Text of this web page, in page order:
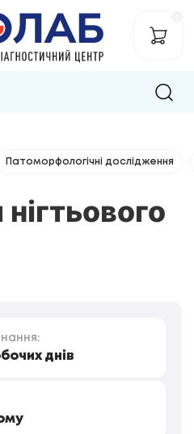
Патоморфологічні дослідження
днів